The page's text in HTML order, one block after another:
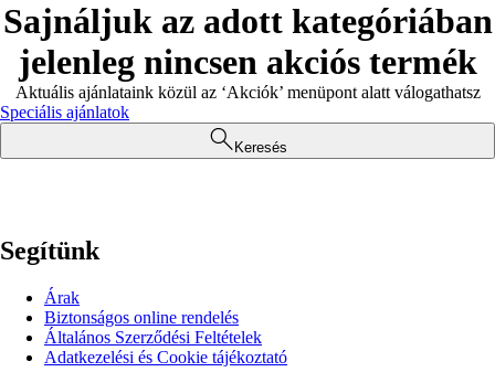
Sajnáljuk az adott kategóriában
jelenleg nincsen akciós termék
Aktuális ajánlataink közül az ‘Akciók’ menüpont alatt válogathatsz
Speciális ajánlatok
Keresés
Segítünk
Árak
Biztonságos online rendelés
Általános Szerződési Feltételek
Adatkezelési és Cookie tájékoztató